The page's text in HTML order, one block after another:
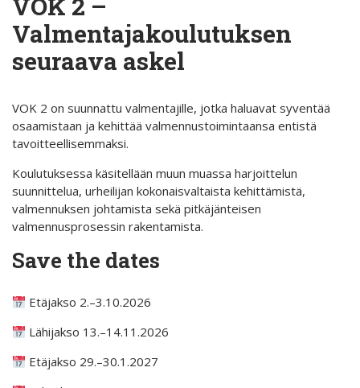
Valmentajakoulutuksen
seuraava askel
VOK 2 on suunnattu valmentajille, jotka haluavat syventää
osaamistaan ja kehittää valmennustoimintaansa entistä
tavoitteellisemmaksi.
Koulutuksessa käsitellään muun muassa harjoittelun
suunnittelua, urheilijan kokonaisvaltaista kehittämistä,
valmennuksen johtamista sekä pitkäjänteisen
valmennusprosessin rakentamista.
Save the dates
Etäjakso 2.–3.10.2026
Lähijakso 13.–14.11.2026
Etäjakso 29.–30.1.2027